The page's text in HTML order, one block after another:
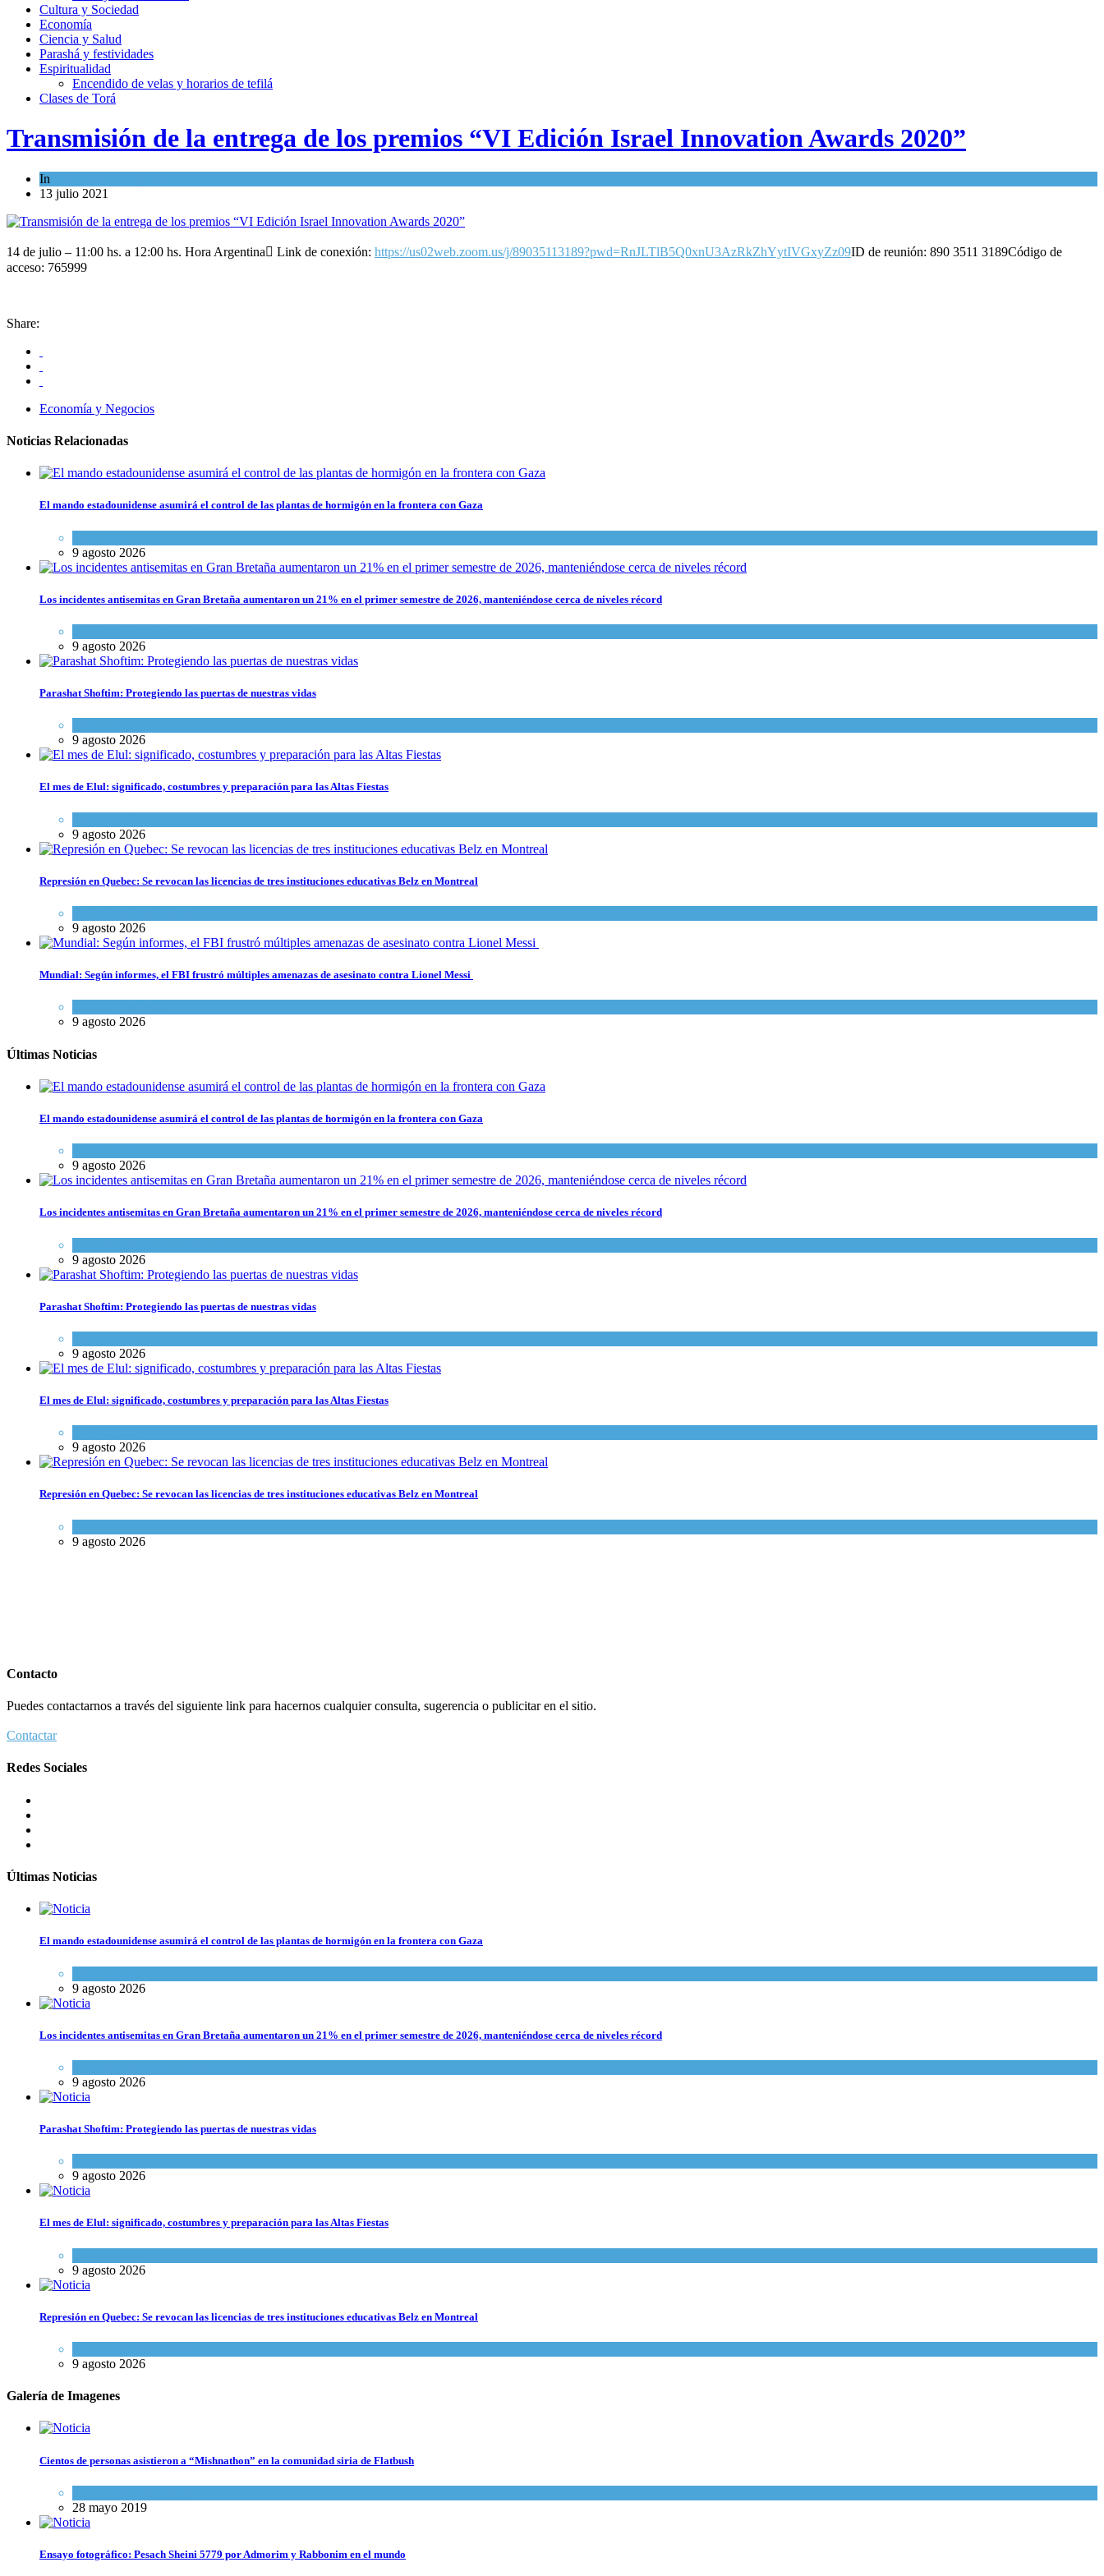
Cultura y Sociedad
Economía
Ciencia y Salud
Parashá y festividades
Espiritualidad
Encendido de velas y horarios de tefilá
Clases de Torá
Transmisión de la entrega de los premios “VI Edición Israel Innovation Awards 2020”
In
13 julio 2021
14 de julio – 11:00 hs. a 12:00 hs. Hora Argentina Link de conexión: https://us02web.zoom.us/j/89035113189?pwd=RnJLTlB5Q0xnU3AzRkZhYytIVGxyZz09ID de reunión: 890 3511 3189Código de
acceso: 765999
Share:
Economía y Negocios
Noticias Relacionadas
El mando estadounidense asumirá el control de las plantas de hormigón en la frontera con Gaza
9 agosto 2026
Los incidentes antisemitas en Gran Bretaña aumentaron un 21% en el primer semestre de 2026, manteniéndose cerca de niveles récord
9 agosto 2026
Parashat Shoftim: Protegiendo las puertas de nuestras vidas
9 agosto 2026
El mes de Elul: significado, costumbres y preparación para las Altas Fiestas
9 agosto 2026
Represión en Quebec: Se revocan las licencias de tres instituciones educativas Belz en Montreal
9 agosto 2026
Mundial: Según informes, el FBI frustró múltiples amenazas de asesinato contra Lionel Messi
9 agosto 2026
Últimas Noticias
El mando estadounidense asumirá el control de las plantas de hormigón en la frontera con Gaza
9 agosto 2026
Los incidentes antisemitas en Gran Bretaña aumentaron un 21% en el primer semestre de 2026, manteniéndose cerca de niveles récord
9 agosto 2026
Parashat Shoftim: Protegiendo las puertas de nuestras vidas
9 agosto 2026
El mes de Elul: significado, costumbres y preparación para las Altas Fiestas
9 agosto 2026
Represión en Quebec: Se revocan las licencias de tres instituciones educativas Belz en Montreal
9 agosto 2026
Contacto
Puedes contactarnos a través del siguiente link para hacernos cualquier consulta, sugerencia o publicitar en el sitio.
Contactar
Redes Sociales
Últimas Noticias
El mando estadounidense asumirá el control de las plantas de hormigón en la frontera con Gaza
9 agosto 2026
Los incidentes antisemitas en Gran Bretaña aumentaron un 21% en el primer semestre de 2026, manteniéndose cerca de niveles récord
9 agosto 2026
Parashat Shoftim: Protegiendo las puertas de nuestras vidas
9 agosto 2026
El mes de Elul: significado, costumbres y preparación para las Altas Fiestas
9 agosto 2026
Represión en Quebec: Se revocan las licencias de tres instituciones educativas Belz en Montreal
9 agosto 2026
Galería de Imagenes
Cientos de personas asistieron a “Mishnathon” en la comunidad siria de Flatbush
28 mayo 2019
Ensayo fotográfico: Pesach Sheini 5779 por Admorim y Rabbonim en el mundo